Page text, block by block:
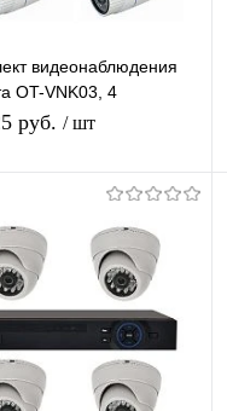
видеонаблюдения
OT-VNK03, 4
POE-
м
руб. / шт
в 1
К
сравнению
В наличии